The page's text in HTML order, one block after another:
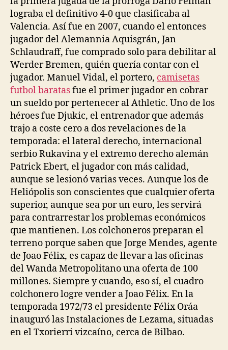
lograba el definitivo 4-0 que clasificaba al
Valencia. Así fue en 2007, cuando el entonces
jugador del Alemannia Aquisgrán, Jan
Schlaudraff, fue comprado solo para debilitar al
Werder Bremen, quién quería contar con el
jugador. Manuel Vidal, el portero, camisetas
futbol baratasfue el primer jugador en cobrar
un sueldo por pertenecer al Athletic. Uno de los
héroes fue Djukic, el entrenador que además
trajo a coste cero a dos revelaciones de la
temporada: el lateral derecho, internacional
serbio Rukavina y el extremo derecho alemán
Patrick Ebert, el jugador con más calidad,
aunque se lesionó varias veces. Aunque los de
Heliópolis son conscientes que cualquier oferta
superior, aunque sea por un euro, les servirá
para contrarrestar los problemas económicos
que mantienen. Los colchoneros preparan el
terreno porque saben que Jorge Mendes, agente
de Joao Félix, es capaz de llevar a las oficinas
del Wanda Metropolitano una oferta de 100
millones. Siempre y cuando, eso sí, el cuadro
colchonero logre vender a Joao Félix. En la
temporada 1972/73 el presidente Félix Oráa
inauguró las Instalaciones de Lezama, situadas
en el Txorierri vizcaíno, cerca de Bilbao.